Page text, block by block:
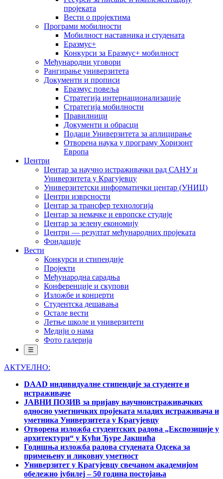
пројеката
Вести о пројектима
Програми мобилности
Мобилност наставника и студената
Еразмус+
Конкурси за Еразмус+ мобилност
Међународни уговори
Рангирање универзитета
Документи и прописи
Еразмус повеља
Стратегија интернационализације
Стратегија мобилности
Правилници
Документи и обрасци
Подаци Универзитета за аплицирање
Отворена наука у програму Хоризонт
Европа
Центри
Центар за научно истраживачки рад САНУ и
Универзитета у Крагујевцу
Универзитетски информатички центар (УНИЦ)
Центри изврсности
Центар за трансфер технологија
Центар за немачке и европске студије
Центар за зелену економију
Центри — резултат међународних пројеката
Фондације
Вести
Конкурси и стипендије
Пројекти
Међународна сарадња
Конференције и скупови
Изложбе и концерти
Студентска дешавања
Остале вести
Летње школе и универзитети
Медији о нама
Фото галерија
☰
АКТУЕЛНО:
DAAD индивидуалне стипендије за студенте и
истраживаче
ЈАВНИ ПОЗИВ за пријаву научноистраживачких
односно уметничких пројеката младих истраживача и
уметника Универзитета у Крагујевцу
Отворена изложба студентских радова „Експозиције у
архитектури“ у Кући Ђуре Јакшића
Годишња изложба радова студената Одсека за
примењену и ликовну уметност
Универзитет у Крагујевцу свечаном академијом
обележио јубилеј – 50 година постојања